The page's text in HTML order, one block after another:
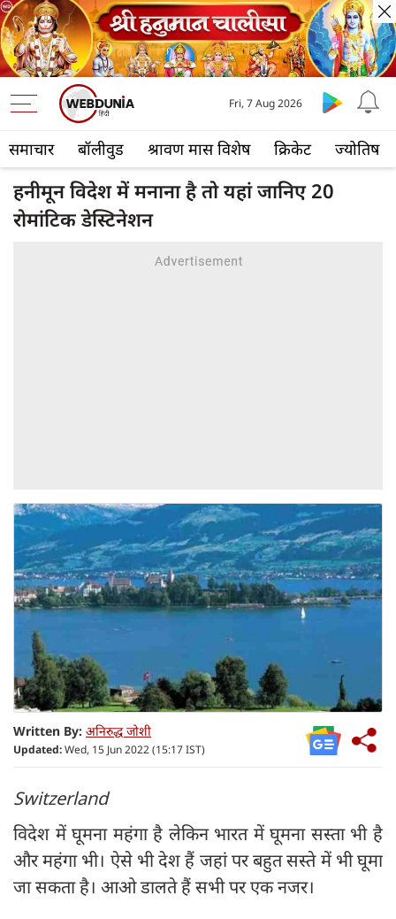
समाचार बॉलीवुड श्रावण मास विशेष क्रिकेट ज्योतिष
Fri, 7 Aug 2026
हनीमून विदेश में मनाना है तो यहां जानिए 20
रोमांटिक डेस्टिनेशन
Written By: अनिरुद्ध जोशी
Updated:Wed, 15 Jun 2022 (15:17 IST)
Switzerland
विदेश में घूमना महंगा है लेकिन भारत में घूमना सस्ता भी है
और महंगा भी। ऐसे भी देश हैं जहां पर बहुत सस्ते में भी घूमा
जा सकता है। आओ डालते हैं सभी पर एक नजर।